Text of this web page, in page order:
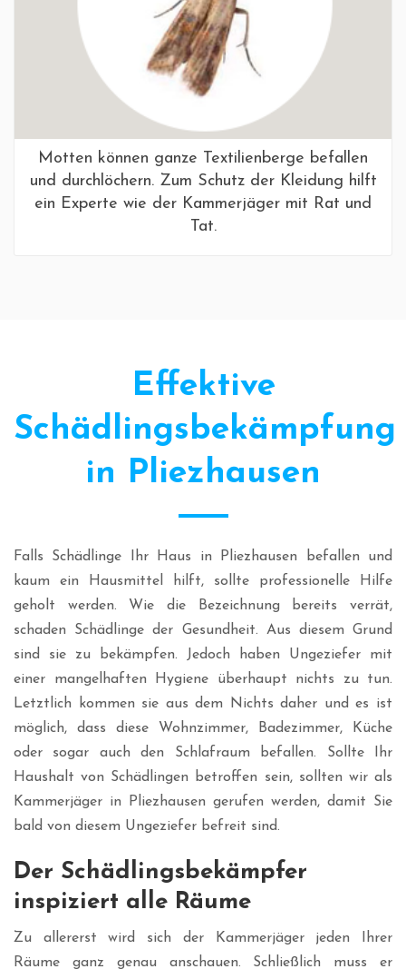
Motten können ganze Textilienberge befallen
und durchlöchern. Zum Schutz der Kleidung hilft
ein Experte wie der Kammerjäger mit Rat und
Tat.
Effektive
Schädlingsbekämpfung
in Pliezhausen
Falls Schädlinge Ihr Haus in Pliezhausen befallen und
kaum ein Hausmittel hilft, sollte professionelle Hilfe
geholt werden. Wie die Bezeichnung bereits verrät,
schaden Schädlinge der Gesundheit. Aus diesem Grund
sind sie zu bekämpfen. Jedoch haben Ungeziefer mit
einer mangelhaften Hygiene überhaupt nichts zu tun.
Letztlich kommen sie aus dem Nichts daher und es ist
möglich, dass diese Wohnzimmer, Badezimmer, Küche
oder sogar auch den Schlafraum befallen. Sollte Ihr
Haushalt von Schädlingen betroffen sein, sollten wir als
Kammerjäger in Pliezhausen gerufen werden, damit Sie
bald von diesem Ungeziefer befreit sind.
Der Schädlingsbekämpfer
inspiziert alle Räume
Zu allererst wird sich der Kammerjäger jeden Ihrer
Räume ganz genau anschauen. Schließlich muss er